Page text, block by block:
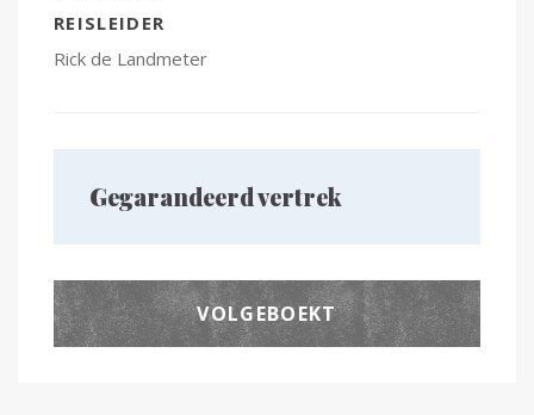
REISLEIDER
Rick de Landmeter
Gegarandeerd vertrek
VOLGEBOEKT